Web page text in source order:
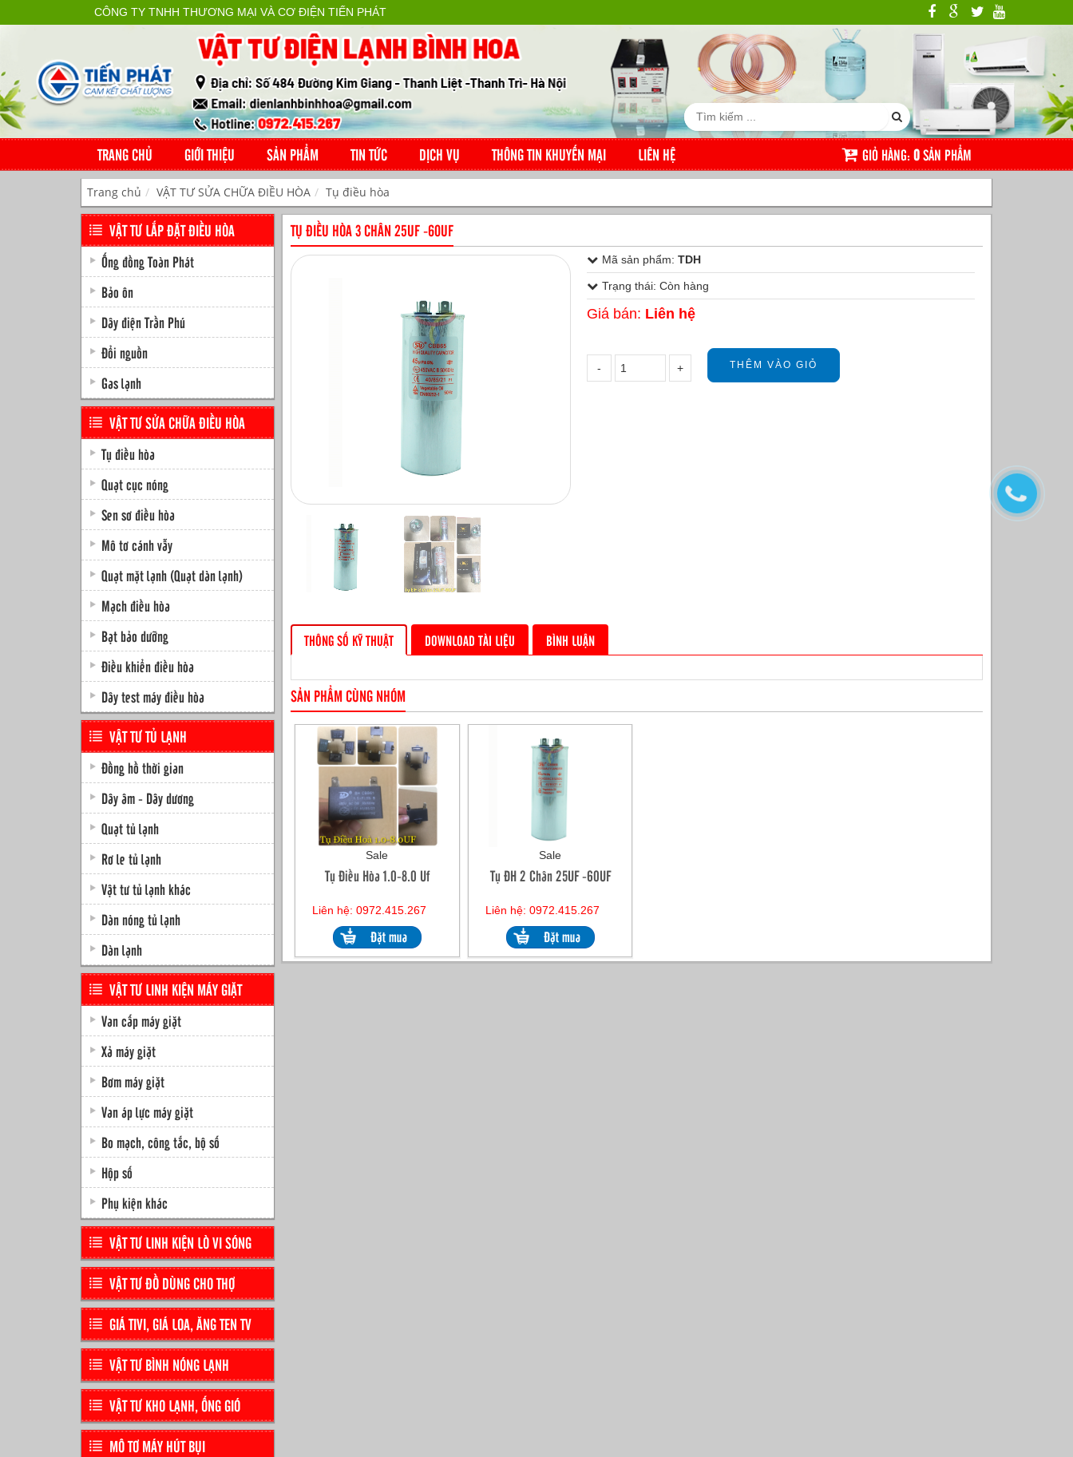
CÔNG TY TNHH THƯƠNG MẠI VÀ CƠ ĐIỆN TIẾN PHÁT
TRANG CHỦ GIỚI THIỆU SẢN PHẨM TIN TỨC DỊCH VỤ THÔNG TIN KHUYẾN MẠI LIÊN HỆ GIỎ HÀNG: 0SẢN PHẨM
Trang chủ VẬT TƯ SỬA CHỮA ĐIỀU HÒA Tụ điều hòa
TỤ ĐIỀU HÒA 3 CHÂN 25UF -60UF
Mã sản phẩm:TDH
Trạng thái: Còn hàng
Giá bán: Liên hệ
THÔNG SỐ KỸ THUẬT DOWNLOAD TÀI LIỆU BÌNH LUẬN
SẢN PHẨM CÙNG NHÓM
Sale
Tụ Điều Hòa 1.0-8.0 Uf
Liên hệ: 0972.415.267
Sale
Tụ ĐH 2 Chân 25UF -60UF
Liên hệ: 0972.415.267
VẬT TƯ LẮP ĐẶT ĐIỀU HÒA
Ống đồng Toàn Phát
Bảo ôn
Dây điện Trần Phú
Đổi nguồn
Gas lạnh
VẬT TƯ SỬA CHỮA ĐIỀU HÒA
Tụ điều hòa
Quạt cục nóng
Sen sơ điều hòa
Mô tơ cánh vẫy
Quạt mặt lạnh (Quạt dàn lạnh)
Mạch điều hòa
Bạt bảo dưỡng
Điều khiển điều hòa
Dây test máy điều hòa
VẬT TƯ TỦ LẠNH
Đồng hồ thời gian
Dây âm - Dây dương
Quạt tủ lạnh
Rơ le tủ lạnh
Vật tư tủ lạnh khác
Dàn nóng tủ lạnh
Dàn lạnh
VẬT TƯ LINH KIỆN MÁY GIẶT
Van cấp máy giặt
Xả máy giặt
Bơm máy giặt
Van áp lực máy giặt
Bo mạch, công tắc, bộ số
Hộp số
Phụ kiện khác
VẬT TƯ LINH KIỆN LÒ VI SÓNG
VẬT TƯ ĐỒ DÙNG CHO THỢ
GIÁ TIVI, GIÁ LOA, ĂNG TEN TV
VẬT TƯ BÌNH NÓNG LẠNH
VẬT TƯ KHO LẠNH, ỐNG GIÓ
MÔ TƠ MÁY HÚT BỤI